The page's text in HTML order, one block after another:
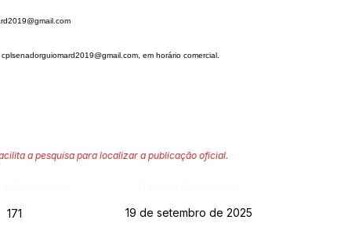
cplsenadorguiomard2019@gmail.com , em horário comercial.
a pesquisa para localizar a publicação oficial.
171 19 de setembro de 2025